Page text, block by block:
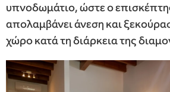
υπνοδωμάτιο, ώστε ο
απολαμβάνει άνεση και
χώρο κατά τη διάρκεια της